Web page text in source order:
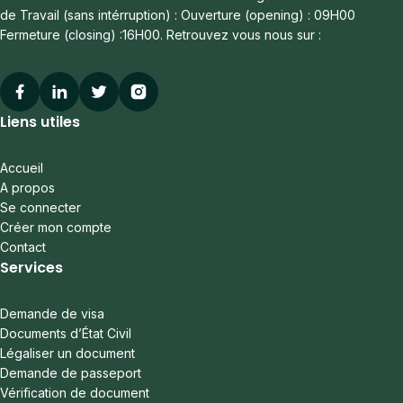
de Travail (sans intérruption) : Ouverture (opening) : 09H00
Fermeture (closing) :16H00. Retrouvez vous nous sur :
Facebook
LinkedinTwitterInstagram
Liens utiles
Accueil
A propos
Se connecter
Créer mon compte
Contact
Services
Demande de visa
Documents d’État Civil
Légaliser un document
Demande de passeport
Vérification de document